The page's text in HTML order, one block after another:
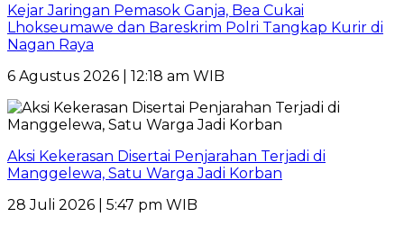
Kejar Jaringan Pemasok Ganja, Bea Cukai
Lhokseumawe dan Bareskrim Polri Tangkap Kurir di
Nagan Raya
6 Agustus 2026 | 12:18 am WIB
Aksi Kekerasan Disertai Penjarahan Terjadi di
Manggelewa, Satu Warga Jadi Korban
28 Juli 2026 | 5:47 pm WIB